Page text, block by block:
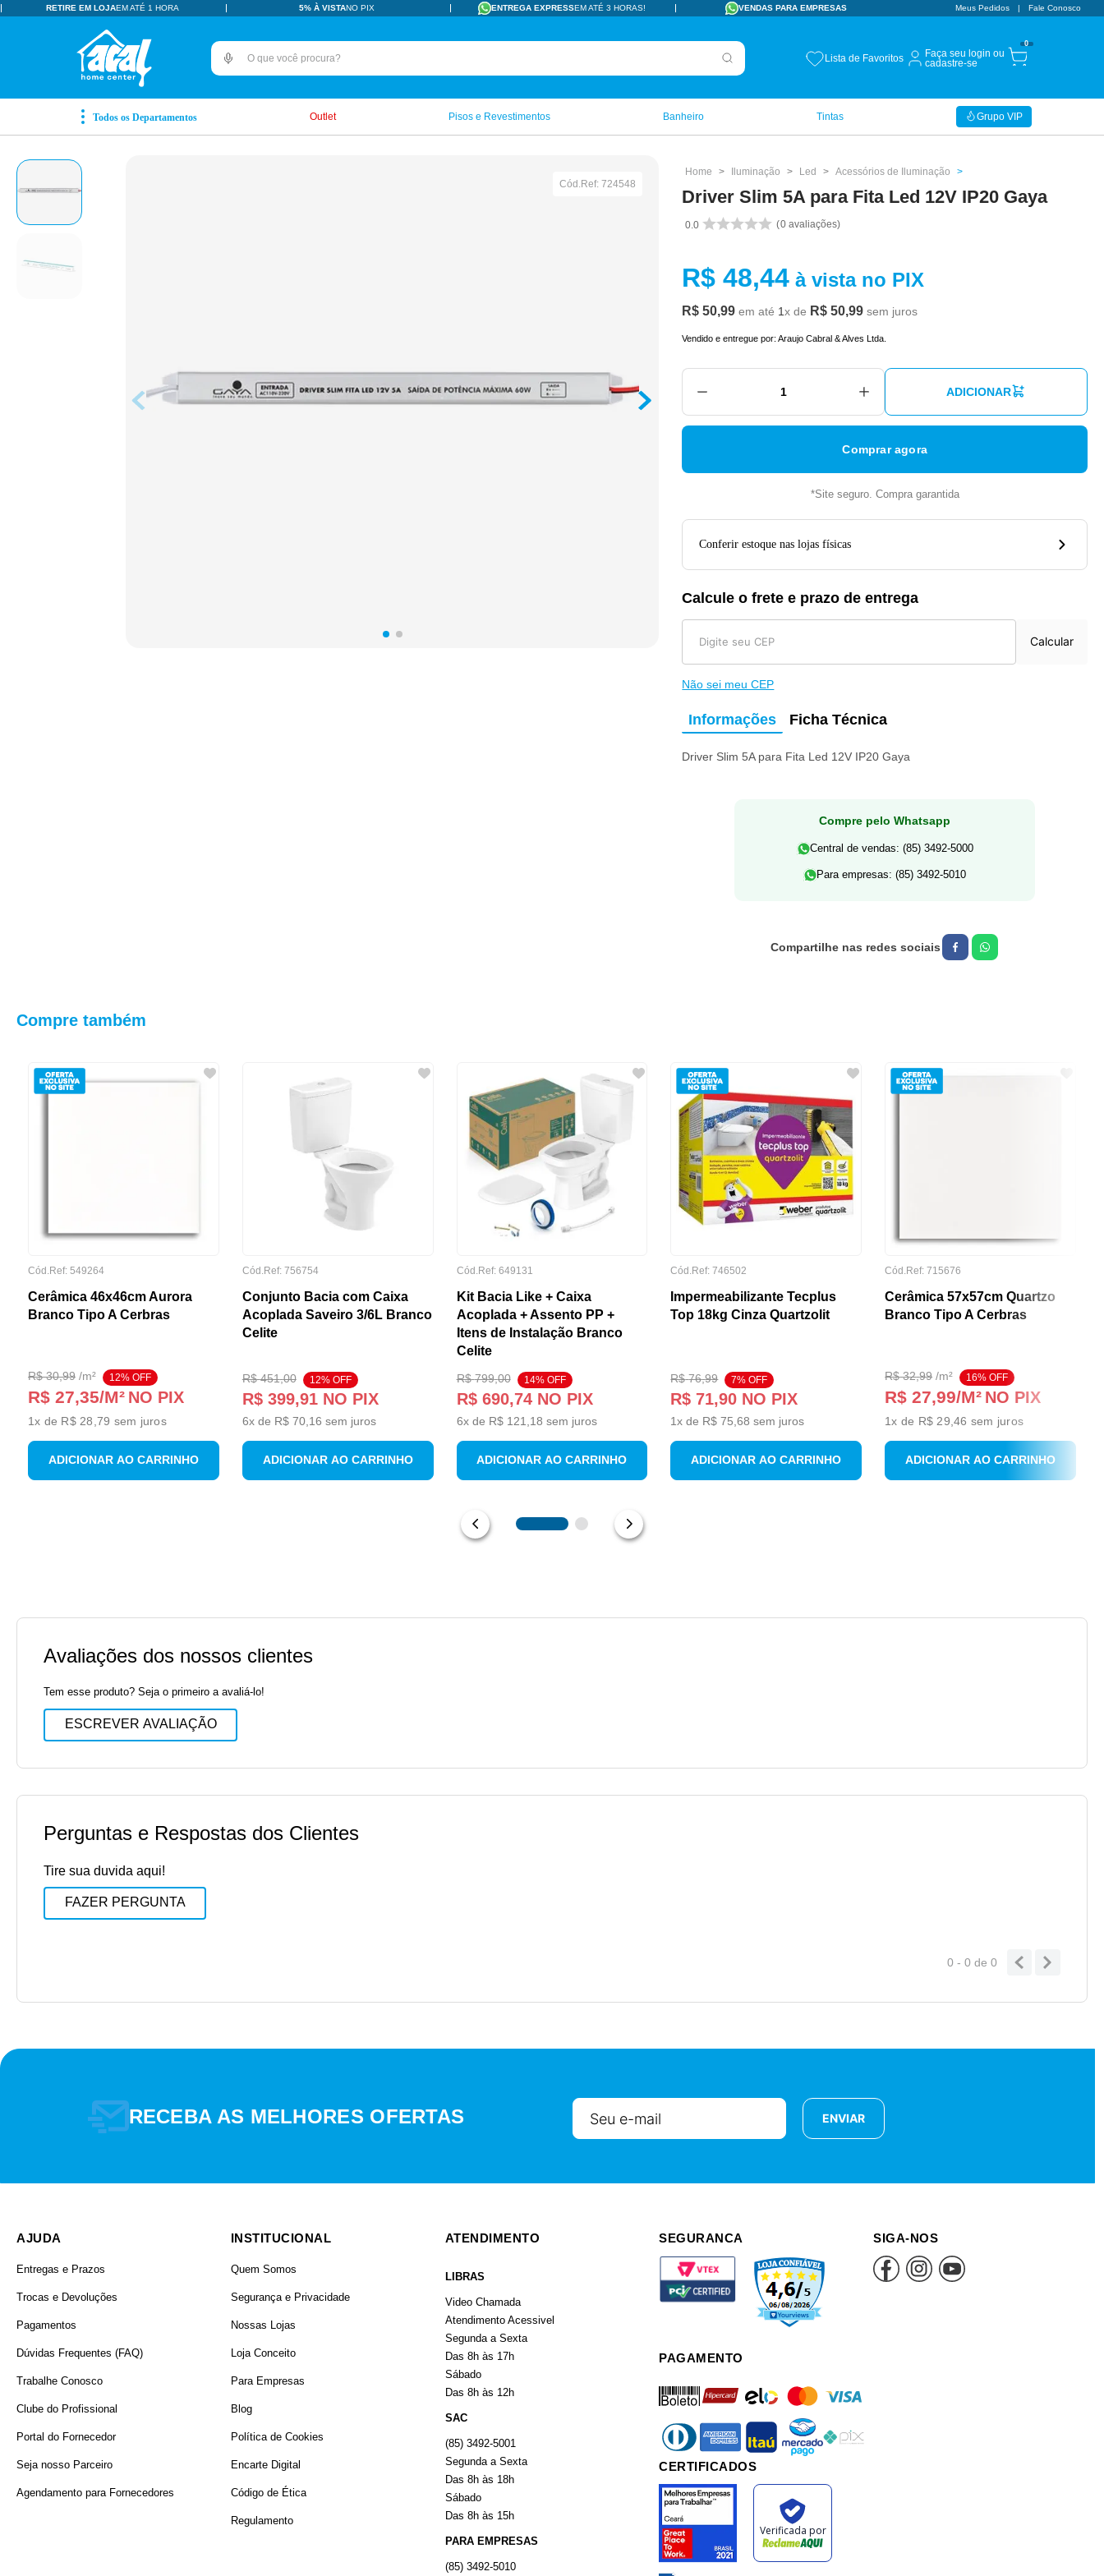
RETIRE EM LOJAEM ATÉ 1 HORA 5% À VISTANO PIX ENTREGA EXPRESSEM ATÉ 3 HORAS! VENDAS PARA EMPRESAS CUPOM BEMVINDO10% OFF
Meus Pedidos Fale Conosco
O que você procura?
Lista de Favoritos
Faça seu login ou
cadastre-se
0
Grupo VIP
Outlet Pisos e Revestimentos Banheiro Tintas
Cód.Ref:724548
Iluminação Led Acessórios de Iluminação
Driver Slim 5A para Fita Led 12V IP20 Gaya
0.0 0 avaliações
R$ 48,44 à vista no PIX
R$ 50,99 em até 1x de R$ 50,99 sem juros
Vendido e entregue por:Araujo Cabral & Alves Ltda.
ADICIONAR
Comprar agora
*Site seguro. Compra garantida
Conferir estoque nas lojas físicas
Calcule o frete e prazo de entrega
Calcular
Não sei meu CEP
Informações Ficha Técnica
Driver Slim 5A para Fita Led 12V IP20 Gaya
Compre pelo Whatsapp
Central de vendas: (85) 3492-5000
Para empresas: (85) 3492-5010
Compre também
Cód.Ref: 549264
Cerâmica 46x46cm Aurora
Branco Tipo A Cerbras
R$ 30,99/m² 12% OFF
R$ 27,35/M² NO PIX
1x de R$ 28,79 sem juros
ADICIONAR AO CARRINHO
Cód.Ref: 756754
Conjunto Bacia com Caixa
Acoplada Saveiro 3/6L Branco
Celite
R$ 451,00 12% OFF
R$ 399,91NO PIX
6x de R$ 70, 16 sem juros
ADICIONAR AO CARRINHO
Cód.Ref: 649131
Kit Bacia Like + Caixa
Acoplada + Assento PP +
Itens de Instalação Branco
Celite
R$ 799,00 14% OFF
R$ 690,74NO PIX
6x de R$ 121 18 sem juros
ADICIONAR AO CARRINHO
Cód.Ref:746502
Impermeabilizante Tecplus
Top 18kg Cinza Quartzolit
R$ 76,99 7% OFF
R$ 71,90 NO PIX
1x de R$ 75 ,68 sem juros
ADICIONAR AO CARRINHO
Cód.Ref:715676
Cerâmica 57x57cm Quartzo
Branco Tipo A Cerbras
R$ 32,99 /m² 16% OFF
R$ 27,99/M² NO PIX
1x de R$ 29,46 sem juros
ADICIONAR AO CARRINHO
Avaliações dos nossos clientes
Tem esse produto? Seja o primeiro a avaliá-lo!
ESCREVER AVALIAÇÃO
Perguntas e Respostas dos Clientes
Tire sua duvida aqui!
FAZER PERGUNTA
0 - 0 de 0
RECEBA AS MELHORES OFERTAS ENVIAR
AJUDA
Entregas e Prazos
Trocas e Devoluções
Pagamentos
Dúvidas Frequentes (FAQ)
Trabalhe Conosco
Clube do Profissional
Portal do Fornecedor
Seja nosso Parceiro
Agendamento para Fornecedores
INSTITUCIONAL
Quem Somos
Segurança e Privacidade
Nossas Lojas
Loja Conceito
Para Empresas
Blog
Política de Cookies
Encarte Digital
Código de Ética
Regulamento
ATENDIMENTO
LIBRAS
Video Chamada
Atendimento Acessivel
Segunda a Sexta
Das 8h às 17h
Sábado
Das 8h às 12h
SAC
(85) 3492-5001
Segunda a Sexta
Das 8h às 18h
Sábado
Das 8h às 15h
PARA EMPRESAS
(85) 3492-5010
SEGURANCA
PAGAMENTO
boleto mastercard
diners american itau mercadopago
CERTIFICADOS
SIGA-NOS
TERMOS MAIS BUSCADOS
pisos revestimentos
2º ceramica
3º tinta
4º porcelanato
5º revestimento